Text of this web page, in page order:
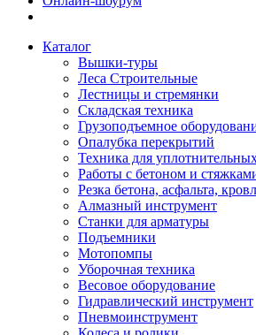
Каталог
Вышки-туры
Леса Строительные
Лестницы и стремянки
Складская техника
Грузоподъемное
Опалубка перекрытий
Техника для
Работы с бетоном и
Резка бетона, асфальта,
Алмазный инструмент
Станки для арматуры
Подъемники
Мотопомпы
Уборочная техника
Весовое оборудование
Гидравлический инструмент
Пневмоинструмент